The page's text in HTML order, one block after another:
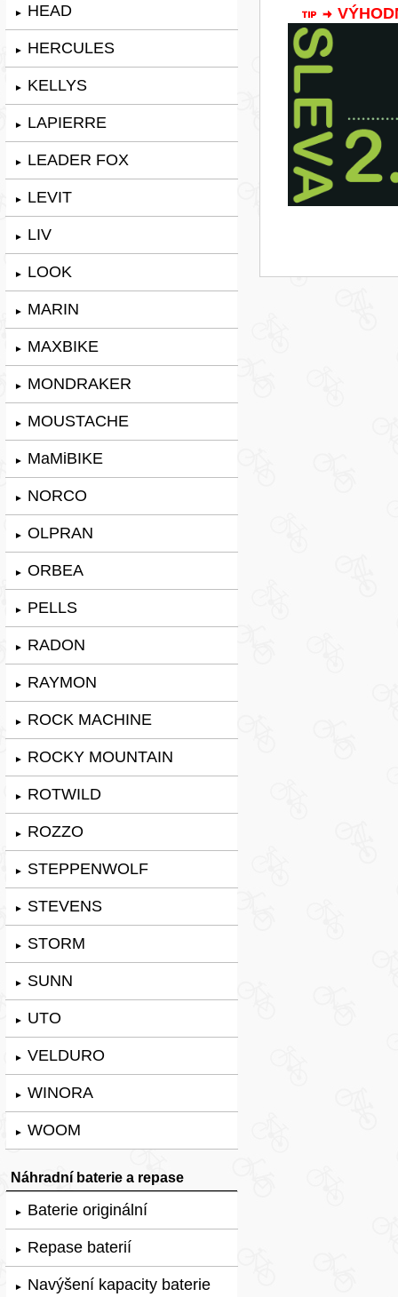
► HEAD
► HERCULES
► KELLYS
► LAPIERRE
► LEADER FOX
► LEVIT
► LIV
► LOOK
► MARIN
► MAXBIKE
► MONDRAKER
► MOUSTACHE
► MaMiBIKE
► NORCO
► OLPRAN
► ORBEA
► PELLS
► RADON
► RAYMON
► ROCK MACHINE
► ROCKY MOUNTAIN
► ROTWILD
► ROZZO
► STEPPENWOLF
► STEVENS
► STORM
► SUNN
► UTO
► VELDURO
► WINORA
► WOOM
Náhradní baterie a repase
► Baterie originální
► Repase baterií
► Navýšení kapacity baterie